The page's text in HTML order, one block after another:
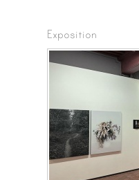
Exposition